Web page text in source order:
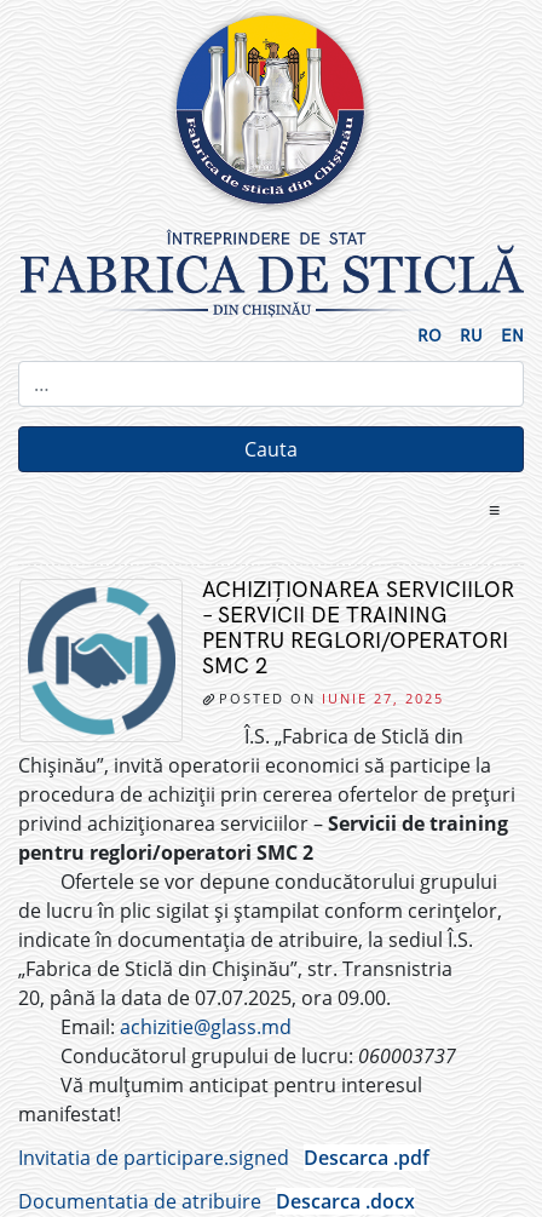
RO RU EN
≡
ACHIZIȚIONAREA SERVICIILOR
– SERVICII DE TRAINING
PENTRU REGLORI/OPERATORI
SMC 2
POSTED ON IUNIE 27, 2025
Î.S. „Fabrica de Sticlă din
Chișinău”, invită operatorii economici să participe la
procedura de achiziții prin cererea ofertelor de prețuri
privind achiziționarea serviciilor –Servicii de training
pentru reglori/operatori SMC 2
Ofertele se vor depune conducătorului grupului
de lucru în plic sigilat și ștampilat conform cerințelor,
indicate în documentația de atribuire, la sediul Î.S.
„Fabrica de Sticlă din Chișinău”, str. Transnistria
20, până la data de 07.07.2025, ora 09.00.
Email: achizitie@glass.md
Conducătorul grupului de lucru: 060003737
Vă mulțumim anticipat pentru interesul
manifestat!
Invitatia de participare.signed
Descarca .pdf
Documentatia de atribuire Descarca .docx